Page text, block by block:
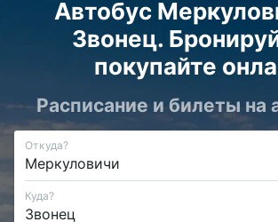
Автобус
Звонец.
покупайте
Расписание и билеты на
Откуда?
Куда?